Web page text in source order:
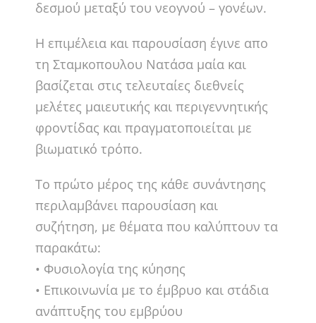
δεσμού μεταξύ του νεογνού – γονέων.
Η επιμέλεια και παρουσίαση έγινε απο
τη Σταμκοπουλου Νατάσα μαία και
βασίζεται στις τελευταίες διεθνείς
μελέτες μαιευτικής και περιγεννητικής
φροντίδας και πραγματοποιείται με
βιωματικό τρόπο.
Το πρώτο μέρος της κάθε συνάντησης
περιλαμβάνει παρουσίαση και
συζήτηση, με θέματα που καλύπτουν τα
παρακάτω:
• Φυσιολογία της κύησης
• Επικοινωνία με το έμβρυο και στάδια
ανάπτυξης του εμβρύου